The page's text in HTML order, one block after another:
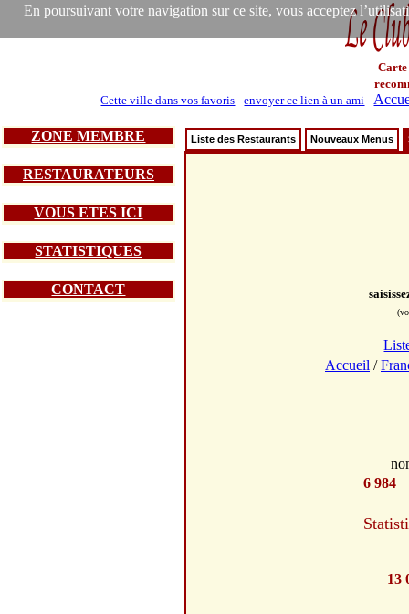
En poursuivant votre navigation sur ce site, vous acceptez
Carte
Cette ville dans vos favoris -envoyer ce lien à un ami -
ZONE MEMBRE
RESTAURATEURS
VOUS ETES ICI
STATISTIQUES
CONTACT
Liste des Restaurants Nouveaux Menus
Accueil /
6 984
13